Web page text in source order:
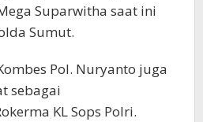
Suparwitha saat ini
Sumut.
Pol. Nuryanto juga
sebagai
KL Sops Polri.